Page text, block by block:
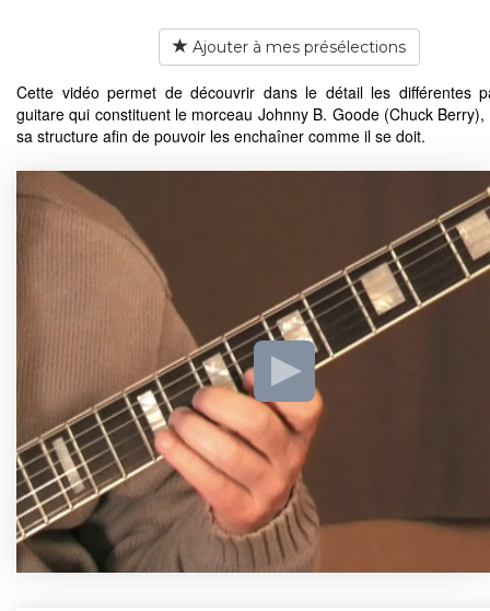
Ajouter à mes présélections
Cette vidéo permet de découvrir dans le détail les différentes
guitare qui constituent le morceau Johnny B. Goode (Chuck Berry),
sa structure afin de pouvoir les enchaîner comme il se doit.